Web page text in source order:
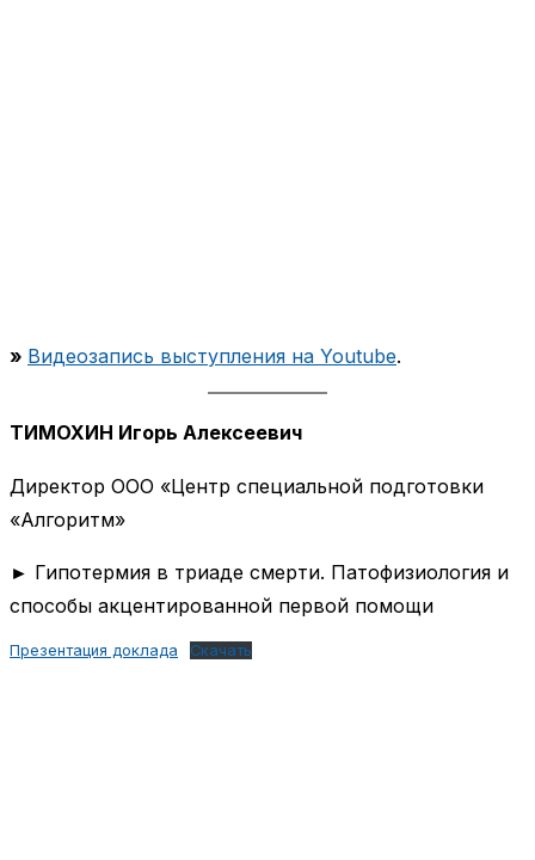
» Видеозапись выступления на Youtube.
ТИМОХИН Игорь Алексеевич
Директор ООО «Центр специальной подготовки
«Алгоритм»
► Гипотермия в триаде смерти. Патофизиология и
способы акцентированной первой помощи
Презентация доклада Скачать